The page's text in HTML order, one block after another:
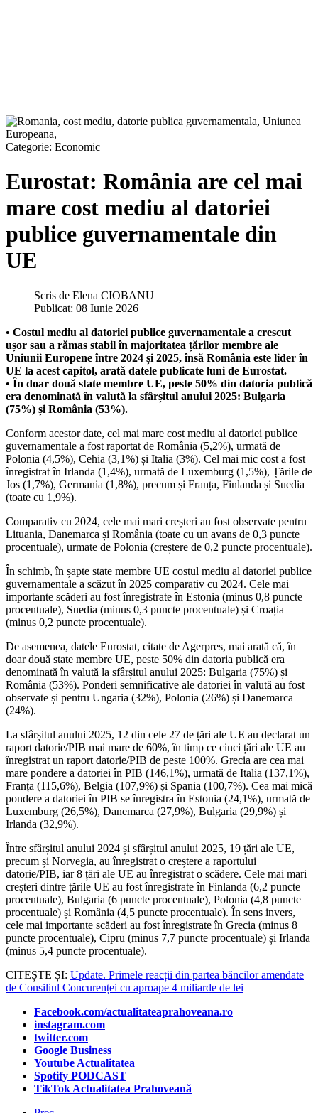
Categorie: Economic
Eurostat: România are cel mai
mare cost mediu al datoriei
publice guvernamentale din
UE
Scris de Elena CIOBANU
Publicat: 08 Iunie 2026
• Costul mediu al datoriei publice guvernamentale a crescut
ușor sau a rămas stabil în majoritatea țărilor membre ale
Uniunii Europene între 2024 și 2025, însă România este lider în
UE la acest capitol, arată datele publicate luni de Eurostat.
• În doar două state membre UE, peste 50% din datoria publică
era denominată în valută la sfârșitul anului 2025: Bulgaria
(75%) și România (53%).
Conform acestor date, cel mai mare cost mediu al datoriei publice
guvernamentale a fost raportat de România (5,2%), urmată de
Polonia (4,5%), Cehia (3,1%) și Italia (3%). Cel mai mic cost a fost
înregistrat în Irlanda (1,4%), urmată de Luxemburg (1,5%), Țările de
Jos (1,7%), Germania (1,8%), precum și Franța, Finlanda și Suedia
(toate cu 1,9%).
Comparativ cu 2024, cele mai mari creșteri au fost observate pentru
Lituania, Danemarca și România (toate cu un avans de 0,3 puncte
procentuale), urmate de Polonia (creștere de 0,2 puncte procentuale).
În schimb, în șapte state membre UE costul mediu al datoriei publice
guvernamentale a scăzut în 2025 comparativ cu 2024. Cele mai
importante scăderi au fost înregistrate în Estonia (minus 0,8 puncte
procentuale), Suedia (minus 0,3 puncte procentuale) și Croația
(minus 0,2 puncte procentuale).
De asemenea, datele Eurostat, citate de Agerpres, mai arată că, în
doar două state membre UE, peste 50% din datoria publică era
denominată în valută la sfârșitul anului 2025: Bulgaria (75%) și
România (53%). Ponderi semnificative ale datoriei în valută au fost
observate și pentru Ungaria (32%), Polonia (26%) și Danemarca
(24%).
La sfârșitul anului 2025, 12 din cele 27 de țări ale UE au declarat un
raport datorie/PIB mai mare de 60%, în timp ce cinci țări ale UE au
înregistrat un raport datorie/PIB de peste 100%. Grecia are cea mai
mare pondere a datoriei în PIB (146,1%), urmată de Italia (137,1%),
Franța (115,6%), Belgia (107,9%) și Spania (100,7%). Cea mai mică
pondere a datoriei în PIB se înregistra în Estonia (24,1%), urmată de
Luxemburg (26,5%), Danemarca (27,9%), Bulgaria (29,9%) și
Irlanda (32,9%).
Între sfârșitul anului 2024 și sfârșitul anului 2025, 19 țări ale UE,
precum și Norvegia, au înregistrat o creștere a raportului
datorie/PIB, iar 8 țări ale UE au înregistrat o scădere. Cele mai mari
creșteri dintre țările UE au fost înregistrate în Finlanda (6,2 puncte
procentuale), Bulgaria (6 puncte procentuale), Polonia (4,8 puncte
procentuale) și România (4,5 puncte procentuale). În sens invers,
cele mai importante scăderi au fost înregistrate în Grecia (minus 8
puncte procentuale), Cipru (minus 7,7 puncte procentuale) și Irlanda
(minus 5,4 puncte procentuale).
CITEȘTE ȘI: Update. Primele reacții din partea băncilor amendate
de Consiliul Concurenței cu aproape 4 miliarde de lei
Facebook.com/actualitateaprahoveana.ro
instagram.com
twitter.com
Google Business
Youtube Actualitatea
Spotify PODCAST
TikTok Actualitatea Prahoveană